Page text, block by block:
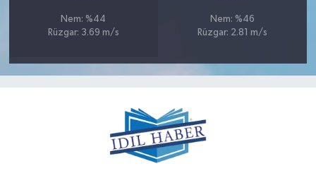
Nem: %44
Rüzgar: 3.69 m/s
Nem: %46
Rüzgar: 2.81 m/s